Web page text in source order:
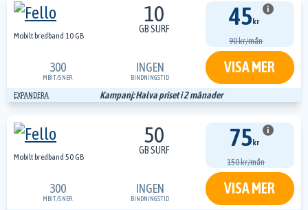
Mobilt bredband 10 GB
10
GB SURF 45 kr
i
90 kr/mån
300
MBIT/SNER
INGEN
BINDNINGSTID
VISA MER
EXPANDERA Kampanj: Halva priset i 2 månader
Mobilt bredband 50 GB
50
GB SURF 75 kr
i
150 kr/mån
300
MBIT/SNER
INGEN
BINDNINGSTID
VISA MER